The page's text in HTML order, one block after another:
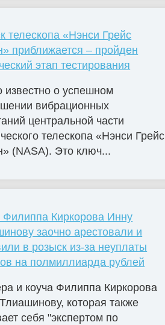
телескопа «Нэнси Грейс
приближается – пройден
этап тестирования
известно о успешном
вибрационных
центральной части
телескопа «Нэнси Грейс
(NASA). Это ключ...
Филиппа Киркорова Инну
заочно арестовали и
в розыск из-за неуплаты
на полмиллиарда рублей
и коуча Филиппа Киркорова
которая также
себя "экспертом по